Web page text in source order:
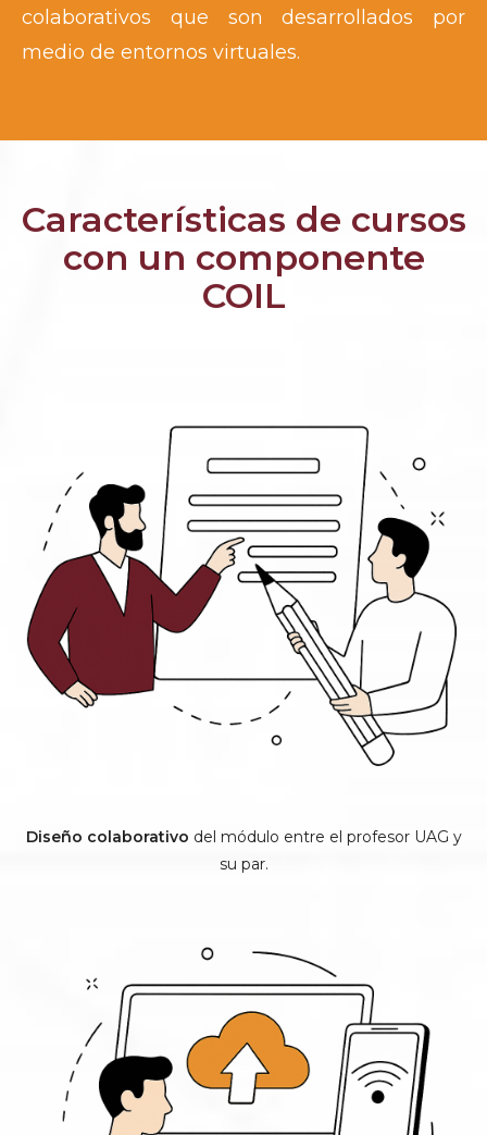
colaborativos que son desarrollados por
medio de entornos virtuales.
Características de cursos
con un componente
COIL
Diseño colaborativo del módulo entre el profesor UAG y
su par.